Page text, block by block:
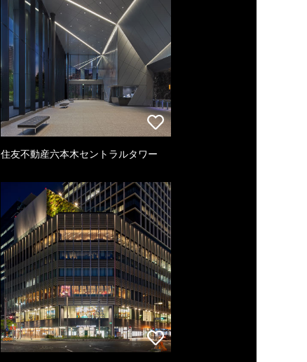
住友不動産六本木セントラルタワー